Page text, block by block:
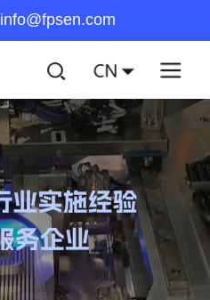
info@fpsen.com